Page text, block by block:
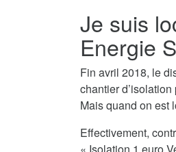
Je suis
Energie
Fin avril 2018, le
chantier
Mais quand on est
Effectivement,
« Isolation 1 euro